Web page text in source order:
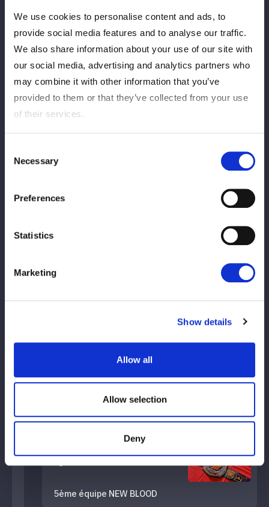
We use cookies to personalise content and ads, to
provide social media features and to analyse our traffic.
We also share information about your use of our site with
our social media, advertising and analytics partners who
may combine it with other information that you’ve
provided to them or that they’ve collected from your use
of their services.
Selection
Necessary
Preferences
Statistics
Marketing
Show details
Allow all
Allow selection
Deny
Career
来歴
ーした。24年3月のシンデレラ・トーナメント1回戦で刀
羅ナツコに反則勝ちしてデビュー初勝利を収めた。
COSMIC ANGELS入りを熱望し、〝みならい〟として水
もに正式加入を果たした。25年のシンデレラ・トーナメ
「さくらら」でNEW BLOODタッグ王座を奪取。11月に
はタッグリーグ戦を制した。26年4月の横浜アリーナ大
Title History
1
1
5ème équipe NEW BLOOD